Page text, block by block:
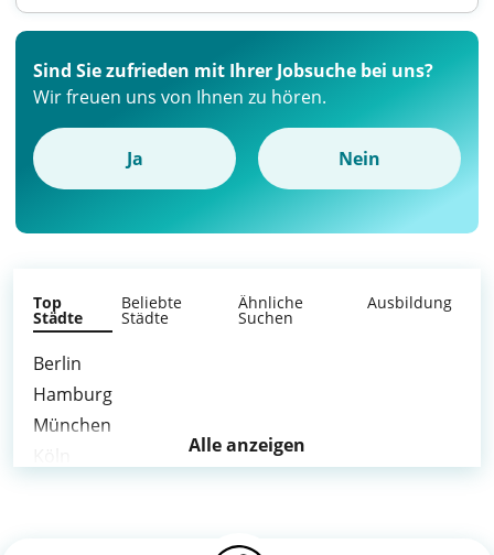
Sind Sie zufrieden mit Ihrer Jobsuche bei uns?
Wir freuen uns von Ihnen zu hören.
Ja Nein
Top
Städte
Beliebte
Städte
Ähnliche
Suchen
Ausbildung
Berlin
Hamburg
München
Alle anzeigen